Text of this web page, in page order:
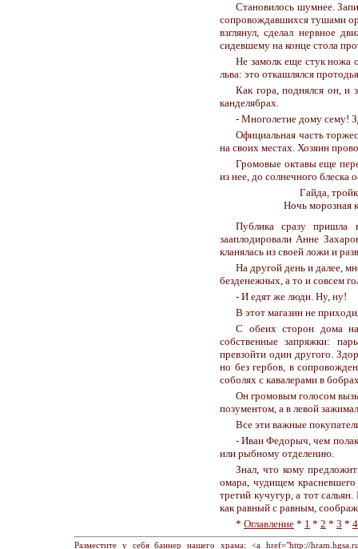
Становилось шумнее.
сопровождавшихся тушами
взглянул, сделал нервное
сидевшему на конце стола
Не замолк еще стук ножа
льва: это откашлялся
Как гора, поднялся он, и
канделябрах.
- Многолетие дому сему!
Официальная часть
на своих местах. Хозяин
Громовые октавы еще
из нее, до солнечного блеска
Гайда,
Ночь морозная
Публика сразу пришла
зааплодировали Анне
кланялась из своей ложи и
На другой день и далее,
безденежных, а то и совсем
- И едят же люди. Ну, ну!
В этот магазин не
С обеих сторон дома на
собственные запряжки:
превзойти один другого.
но без гербов, в
соболях с кавалерами в
Он громовым голосом
позументом, а в левой
Все эти важные
- Иван Федорыч, чем
или рыбному отделению.
Знал, что кому
омара, чудищем
третий кучугур, а тот
как равный с равным,
* Оглавление * 1 * 2 * 3 * 4
Разместите у себя баннер нашего храма: <a href="http://